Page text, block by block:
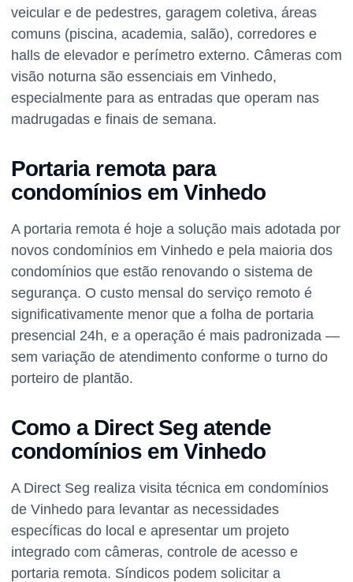
veicular e de pedestres, garagem coletiva, áreas
comuns (piscina, academia, salão), corredores e
halls de elevador e perímetro externo. Câmeras com
visão noturna são essenciais em Vinhedo,
especialmente para as entradas que operam nas
madrugadas e finais de semana.
Portaria remota para
condomínios em Vinhedo
A portaria remota é hoje a solução mais adotada por
novos condomínios em Vinhedo e pela maioria dos
condomínios que estão renovando o sistema de
segurança. O custo mensal do serviço remoto é
significativamente menor que a folha de portaria
presencial 24h, e a operação é mais padronizada —
sem variação de atendimento conforme o turno do
porteiro de plantão.
Como a Direct Seg atende
condomínios em Vinhedo
A Direct Seg realiza visita técnica em condomínios
de Vinhedo para levantar as necessidades
específicas do local e apresentar um projeto
integrado com câmeras, controle de acesso e
portaria remota. Síndicos podem solicitar a